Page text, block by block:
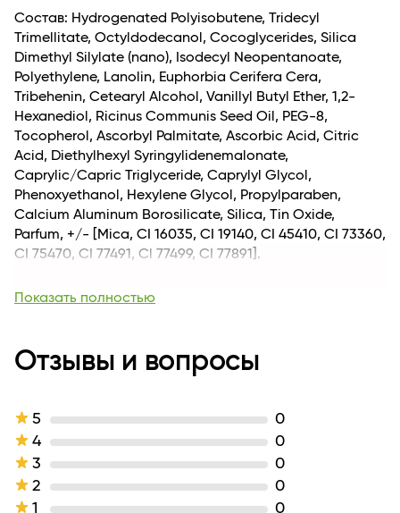
Состав: Hydrogenated Polyisobutene, Tridecyl
Trimellitate, Octyldodecanol, Cocoglycerides, Silica
Dimethyl Silylate (nano), Isodecyl Neopentanoate,
Polyethylene, Lanolin, Euphorbia Cerifera Cera,
Tribehenin, Cetearyl Alcohol, Vanillyl Butyl Ether, 1,2-
Hexanediol, Ricinus Communis Seed Oil, PEG-8,
Tocopherol, Ascorbyl Palmitate, Ascorbic Acid, Citric
Acid, Diethylhexyl Syringylidenemalonate,
Caprylic/Capric Triglyceride, Caprylyl Glycol,
Phenoxyethanol, Hexylene Glycol, Propylparaben,
Calcium Aluminum Borosilicate, Silica, Tin Oxide,
Parfum, +/- [Mica, CI 16035, CI 19140, CI 45410, CI 73360,
CI 75470, CI 77491, Cl 77499, CI 77891].
Вес, кг
Возраст
Для всех возрастных категорий
Комплектация
Активные компоненты
экстракт ванили
Тип кожи
для всех типов кожи
Эффект / Свойство
тепловой эффект
Тип продукта
Показать полностью
Отзывы и вопросы
5
0
4
0
3
0
2
0
1
0